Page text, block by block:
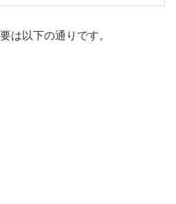
は以下の通りです。